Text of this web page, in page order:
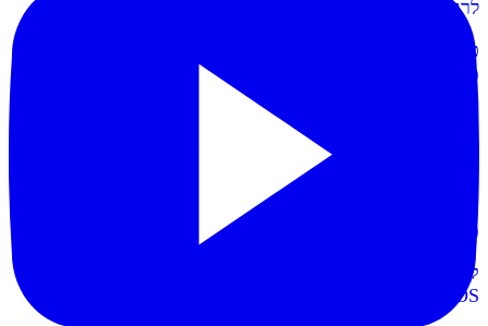
לרווחית
כרטיסי
מועדון
תשלום
קל
עם
כרטיסי
מועדון
קופות
POS